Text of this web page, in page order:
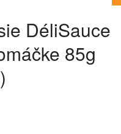
DéliSauce
85g